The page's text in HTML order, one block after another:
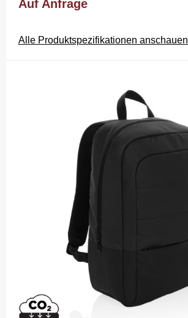
Auf Anfrage
Alle Produktspezifikationen anschauen